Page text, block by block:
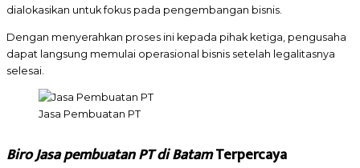
dialokasikan untuk fokus pada pengembangan bisnis.
Dengan menyerahkan proses ini kepada pihak ketiga, pengusaha
dapat langsung memulai operasional bisnis setelah legalitasnya
selesai.
Jasa Pembuatan PT
Biro Jasa pembuatan PT di BatamTerpercaya